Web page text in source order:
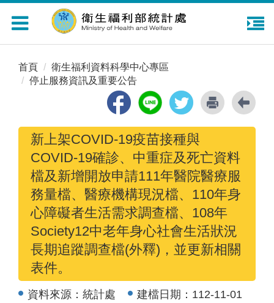
Toggle
navigation
首頁
衛生福利資料科學中心專區
停止服務資訊及重要公告
新上架COVID-19疫苗接種與
COVID-19確診、中重症及死亡資料
檔及新增開放申請111年醫院醫療服
務量檔、醫療機構現況檔、110年身
心障礙者生活需求調查檔、108年
Society12中老年身心社會生活狀況
長期追蹤調查檔(外釋)，並更新相關
表件。
資料來源： 統計處 建檔日期： 112-11-01